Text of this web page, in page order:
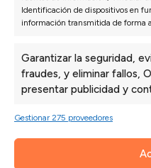
Identificación de dispositivos en
información transmitida de forma
Garantizar la seguridad,
fraudes, y eliminar fallos,
presentar publicidad y
Gestionar 275 proveedores
duermen en pareja o
movimiento de una
Además, distribuyen
buen soporte lumbar.
calor, por lo que hacen
sea mucho más fresco.